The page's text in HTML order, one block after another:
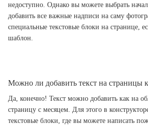
недоступно. Однако вы можете выбрать
добавить все важные надписи на саму
специальные текстовые блоки на странице,
шаблон.
Можно ли добавить текст на страницы
Да, конечно! Текст можно добавить как на
страницу с месяцем. Для этого в
текстовые блоки, где вы можете написать